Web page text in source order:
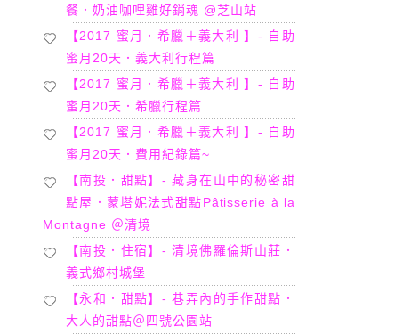
餐．奶油咖哩雞好銷魂 @芝山站
【2017 蜜月．希臘＋義大利 】- 自助
蜜月20天．義大利行程篇
【2017 蜜月．希臘＋義大利 】- 自助
蜜月20天．希臘行程篇
【2017 蜜月．希臘＋義大利 】- 自助
蜜月20天．費用紀錄篇~
【南投．甜點】- 藏身在山中的秘密甜
點屋．蒙塔妮法式甜點Pâtisserie à la
Montagne ＠清境
【南投．住宿】- 清境佛羅倫斯山莊．
義式鄉村城堡
【永和．甜點】- 巷弄內的手作甜點．
大人的甜點＠四號公園站